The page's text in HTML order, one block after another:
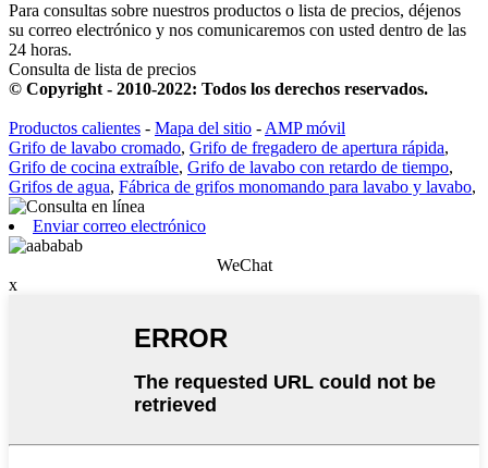
Para consultas sobre nuestros productos o lista de precios, déjenos
su correo electrónico y nos comunicaremos con usted dentro de las
24 horas.
Consulta de lista de precios
© Copyright - 2010-2022: Todos los derechos reservados.
Productos calientes - Mapa del sitio -AMP móvil
Grifo de lavabo cromado, Grifo de fregadero de apertura rápida,
Grifo de cocina extraíble, Grifo de lavabo con retardo de tiempo,
Grifos de agua, Fábrica de grifos monomando para lavabo y lavabo,
Enviar correo electrónico
WeChat
x